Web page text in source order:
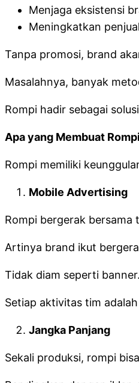
Menjaga eksistensi
Meningkatkan
Tanpa promosi, brand
Masalahnya, banyak
Rompi hadir sebagai
Apa yang Membuat
Rompi memiliki
Mobile Advertising
Rompi bergerak bersama
Artinya brand ikut
Tidak diam seperti banner.
Setiap aktivitas tim
Jangka Panjang
Sekali produksi, rompi